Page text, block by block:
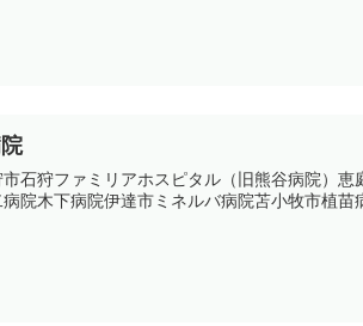
石狩ファミリアホスピタル（旧熊谷病院）
院木下病院伊達市ミネルバ病院苫小牧市植